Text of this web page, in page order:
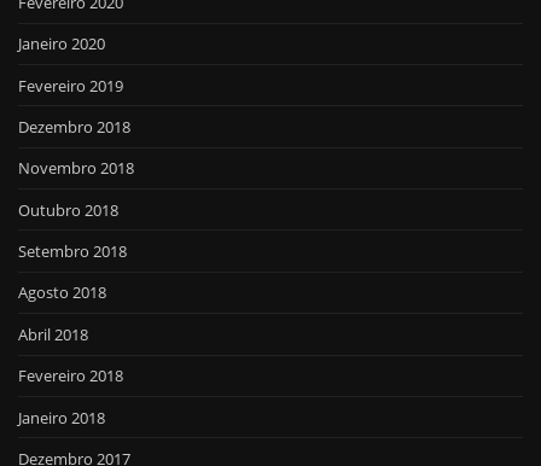
Janeiro 2020
Fevereiro 2019
Dezembro 2018
Novembro 2018
Outubro 2018
Setembro 2018
Agosto 2018
Abril 2018
Fevereiro 2018
Janeiro 2018
Dezembro 2017